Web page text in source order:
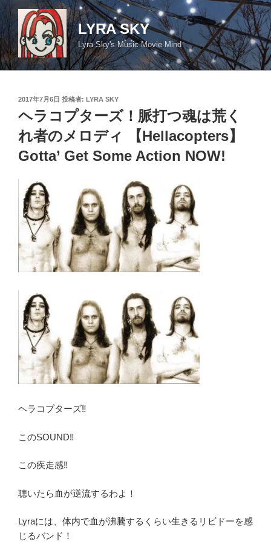
コ
ン
テ
ン
ツ
LYRA SKY
Lyra Sky's Music Movie Mind
投
日:
2017年7月6日 投稿者: LYRA SKY
ヘラコプターズ！脈打つ魂は荒く
れ者のメロディ 【Hellacopters】
Gotta’ Get Some Action NOW!
ヘラコプターズ‼︎
このSOUND‼︎
この疾走感‼︎
聴いたら血が逆流するわよ！
Lyraには、体内で血が沸騰するくらい生きるリビドーを感
じるバンド！